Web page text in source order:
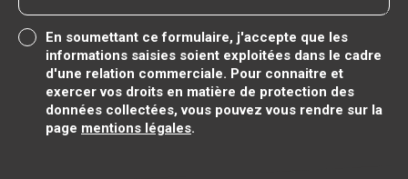
En soumettant ce formulaire, j'accepte que les
informations saisies soient exploitées dans le cadre
d'une relation commerciale. Pour connaitre et
exercer vos droits en matière de protection des
données collectées, vous pouvez vous rendre sur la
page mentions légales.